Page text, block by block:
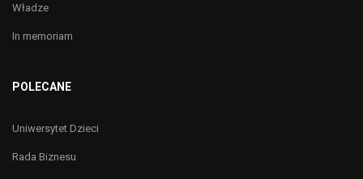
Władze
In memoriam
POLECANE
Uniwersytet Dzieci
Rada Biznesu